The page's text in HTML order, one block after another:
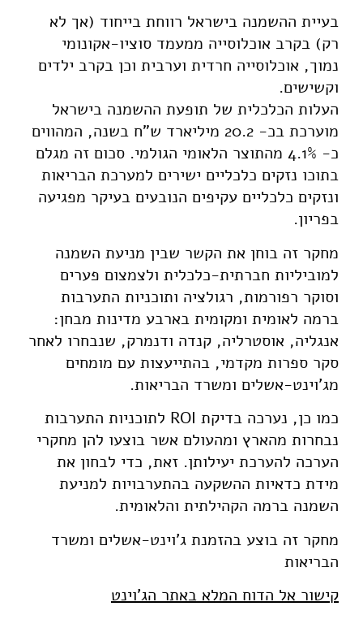
בעיית ההשמנה בישראל רווחת בייחוד (אך לא
רק) בקרב אוכלוסייה ממעמד סוציו-אקונומי
נמוך, אוכלוסייה חרדית וערבית וכן בקרב ילדים
וקשישים.
העלות הכלכלית של תופעת ההשמנה בישראל
מוערכת בכ- 20.2 מיליארד ש”ח בשנה, המהווים
כ- 4.1% מהתוצר הלאומי הגולמי. סכום זה מגלם
בתוכו נזקים כלכליים ישירים למערכת הבריאות
ונזקים כלכליים עקיפים הנובעים בעיקר מפגיעה
בפריון.
מחקר זה בוחן את הקשר שבין מניעת השמנה
למוביליות חברתית-כלכלית ולצמצום פערים
וסוקר רפורמות, רגולציה ותוכניות התערבות
ברמה לאומית ומקומית בארבע מדינות מבחן:
אנגליה, אוסטרליה, קנדה ודנמרק, שנבחרו לאחר
סקר ספרות מקדמי, בהתייעצות עם מומחים
מג’וינט-אשלים ומשרד הבריאות.
כמו כן, נערכה בדיקת ROI לתוכניות התערבות
נבחרות מהארץ ומהעולם אשר בוצעו להן מחקרי
הערכה להערכת יעילותן. זאת, כדי לבחון את
מידת כדאיות ההשקעה בהתערבויות למניעת
השמנה ברמה הקהילתית והלאומית.
מחקר זה בוצע בהזמנת ג'וינט-אשלים ומשרד
הבריאות
קישור אל הדוח המלא באתר הג'וינט